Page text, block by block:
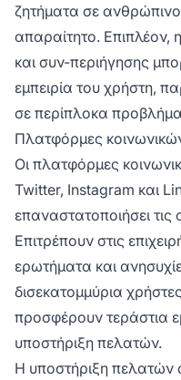
ζητήματα σε
απαραίτητο. Επιπλέον,
και συν-περιήγησης
εμπειρία του χρήστη,
σε περίπλοκα
Πλατφόρμες
Οι πλατφόρμες
Twitter, Instagram και
επαναστατοποιήσει
Επιτρέπουν στις
ερωτήματα και
δισεκατομμύρια
προσφέρουν τεράστια
υποστήριξη πελατών.
Η υποστήριξη πελατών